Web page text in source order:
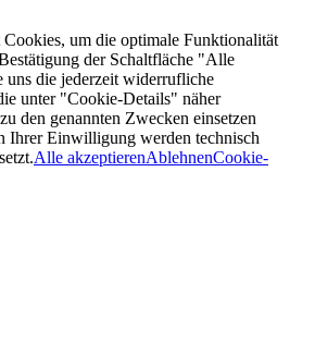
um die optimale Funktionalität
der Schaltfläche "Alle
uns die jederzeit widerrufliche
unter "Cookie-Details" näher
den genannten Zwecken einsetzen
Ihrer Einwilligung werden technisch
Alle akzeptierenAblehnenCookie-